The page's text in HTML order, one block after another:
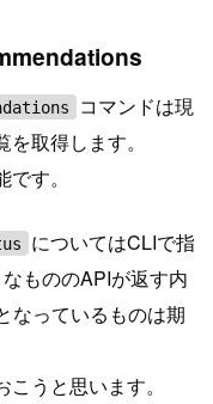
コマンドは現
取得します。
す。
についてはCLIで指
なもののAPIが返す内
なっているものは期
うと思います。